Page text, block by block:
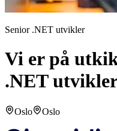
Senior .NET utvikler
Vi er på
.NET
Oslo Oslo